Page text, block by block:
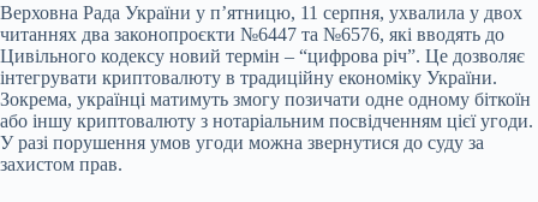
Верховна Рада України у п’ятницю, 11 серпня, ухвалила у двох
читаннях два законопроєкти №6447 та №6576, які вводять до
Цивільного кодексу новий термін – “цифрова річ”. Це дозволяє
інтегрувати криптовалюту в традиційну економіку України.
Зокрема, українці матимуть змогу позичати одне одному біткоїн
або іншу криптовалюту з нотаріальним посвідченням цієї угоди.
У разі порушення умов угоди можна звернутися до суду за
захистом прав.